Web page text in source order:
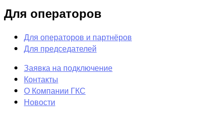
Для операторов
Для операторов и партнёров
Для председателей
Заявка на подключение
Контакты
О Компании ГКС
Новости